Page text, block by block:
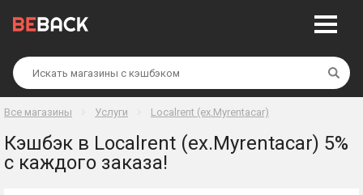
Все магазины Услуги Localrent (ex.Myrentacar)
Кэшбэк в Localrent (ex.Myrentacar) 5%
с каждого заказа!